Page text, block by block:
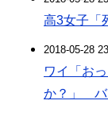
高3女子「
2018-05-28
ワイ「お
か？」 バ